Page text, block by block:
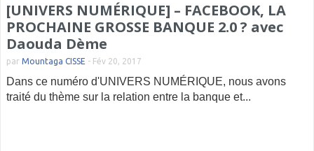
[UNIVERS NUMÉRIQUE] – FACEBOOK, LA
PROCHAINE GROSSE BANQUE 2.0 ? avec
Daouda Dème
par Mountaga CISSE - Fév 20, 2017
Dans ce numéro d'UNIVERS NUMÉRIQUE, nous avons
traité du thème sur la relation entre la banque et...